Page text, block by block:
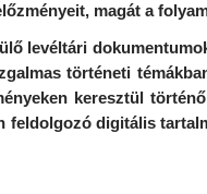
magát a
levéltári
történeti
keresztül
digitális